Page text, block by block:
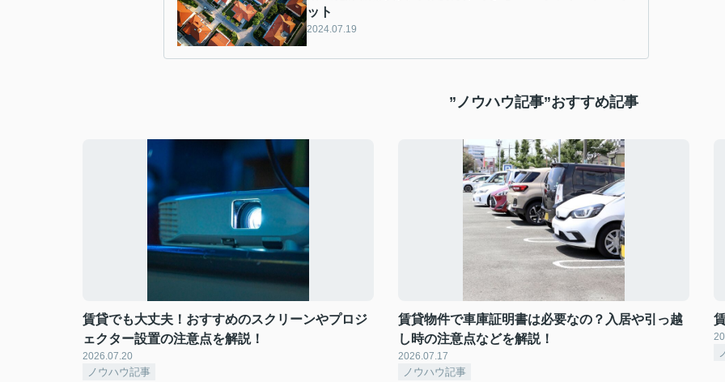
ット
2024.07.19
”ノウハウ記事”おすすめ記事
賃貸でも大丈夫！おすすめのスクリーンやプロジ
ェクター設置の注意点を解説！
2026.07.20
ノウハウ記事
賃貸物件で車庫証明書は必要なの？入居や引っ越
し時の注意点などを解説！
2026.07.17
ノウハウ記事